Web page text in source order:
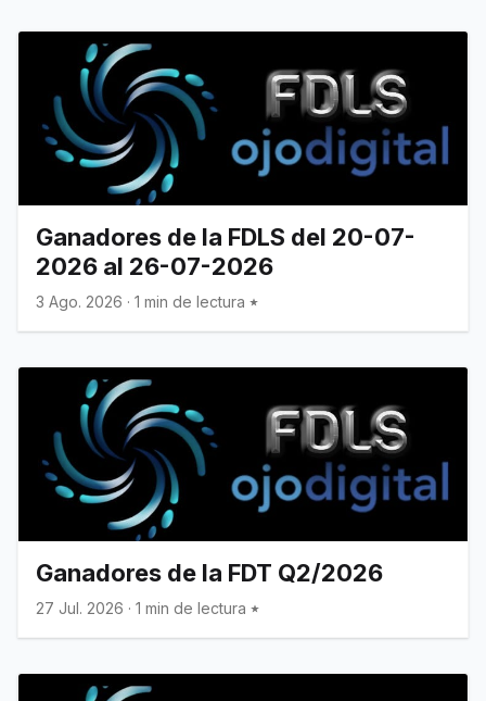
Ganadores de la FDLS del 20-07-
2026 al 26-07-2026
3 Ago. 2026 · 1 min de lectura
Ganadores de la FDT Q2/2026
27 Jul. 2026 · 1 min de lectura